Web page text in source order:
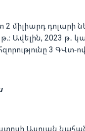
միլիարդ դոլարի
Ավելին, 2023 թ․
3 ԳՎտ-ով
Ասուան